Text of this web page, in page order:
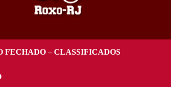
FECHADO – CLASSIFICADOS